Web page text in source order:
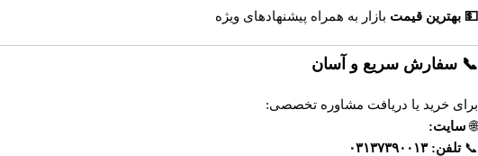
💵 بهترین قیمت بازار به همراه پیشنهادهای ویژه
📞 سفارش سریع و آسان
برای خرید یا دریافت مشاوره تخصصی:
🌐سایت:
📞تلفن: ۰۳۱۳۷۳۹۰۰۱۳